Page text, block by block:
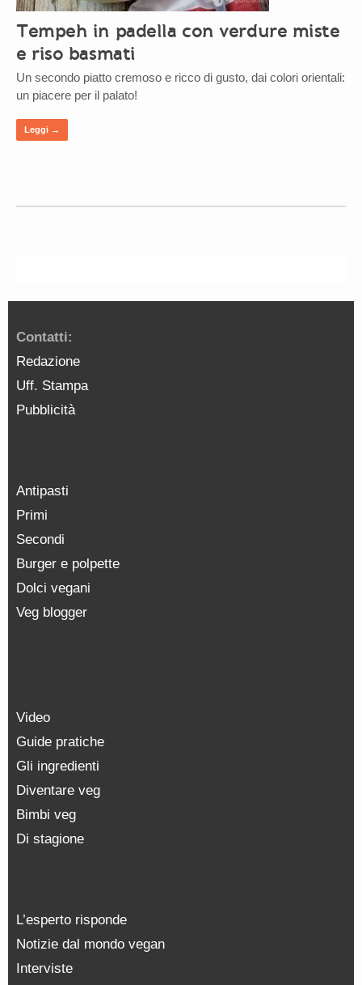
Tempeh in padella con verdure miste
e riso basmati
Un secondo piatto cremoso e ricco di gusto, dai colori orientali:
un piacere per il palato!
Leggi →
Contatti:
Redazione
Uff. Stampa
Pubblicità
Antipasti
Primi
Secondi
Burger e polpette
Dolci vegani
Veg blogger
Video
Guide pratiche
Gli ingredienti
Diventare veg
Bimbi veg
Di stagione
L’esperto risponde
Notizie dal mondo vegan
Interviste